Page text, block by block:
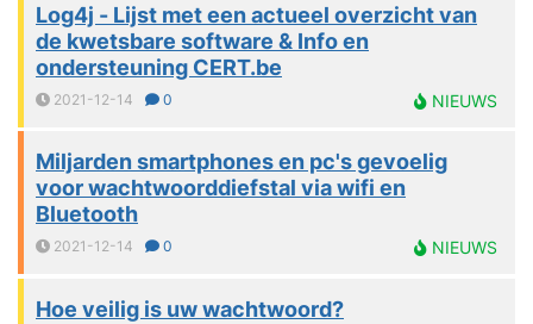
Log4j - Lijst met een actueel overzicht van
de kwetsbare software & Info en
ondersteuning CERT.be
2021-12-14 0 NIEUWS
Miljarden smartphones en pc's gevoelig
voor wachtwoorddiefstal via wifi en
Bluetooth
2021-12-14 0 NIEUWS
Hoe veilig is uw wachtwoord?